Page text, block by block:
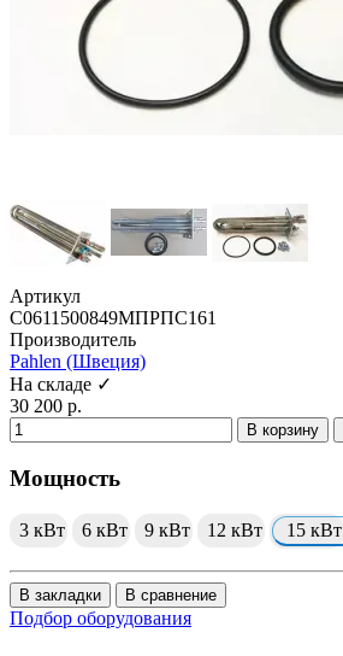
Артикул
C0611500849МПРПС161
Производитель
Pahlen (Швеция)
На складе ✓
30 200 р.
В корзину
Мощность
3 кВт 6 кВт 9 кВт 12 кВт 15 кВт
В закладки В сравнение
Подбор оборудования